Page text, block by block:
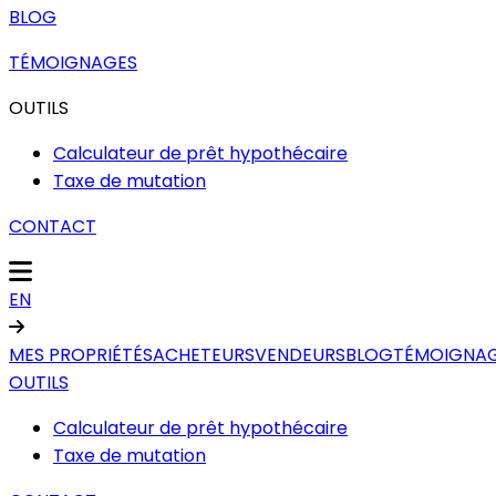
BLOG
TÉMOIGNAGES
OUTILS
Calculateur de prêt hypothécaire
Taxe de mutation
CONTACT
EN
MES PROPRIÉTÉSACHETEURSVENDEURSBLOG
OUTILS
Calculateur de prêt hypothécaire
Taxe de mutation